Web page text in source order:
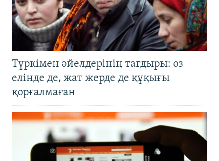
Түркімен әйелдерінің тағдыры: өз
елінде де, жат жерде де құқығы
қорғалмаған